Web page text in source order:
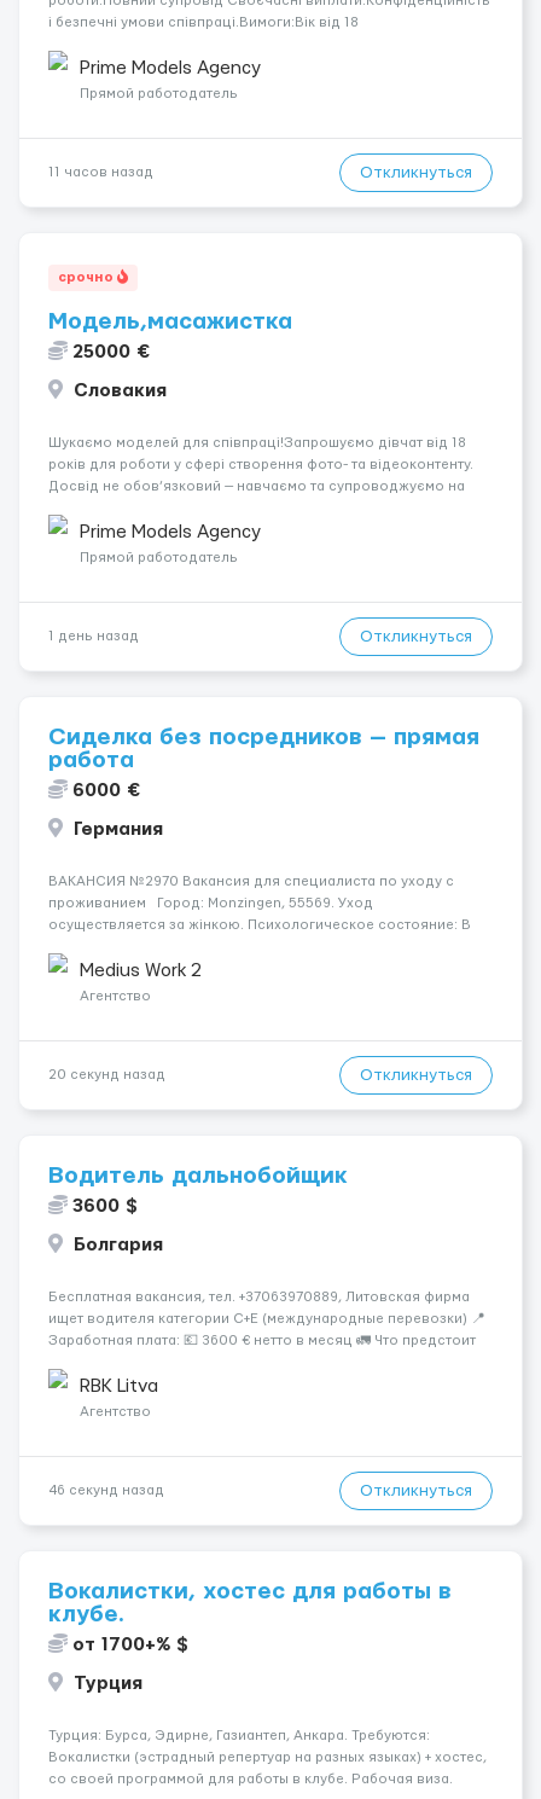
і безпечні умови співпраці.Вимоги:Вік від 18
розвиватися.Досвід не обов’язковий.Якщо вас зацікавила
вакансія — залишайте відгук, і ми зв’яжемося ...
Prime Models Agency
Прямой работодатель
11 часов назад Откликнуться
срочно
Модель,масажистка
25000 €
Словакия
Шукаємо моделей для співпраці!Запрошуємо дівчат від 18
років для роботи у сфері створення фото- та відеоконтенту.
Досвід не обов’язковий — навчаємо та супроводжуємо на
конфіденційність і професійну підтримку. Працюємо офіційно,
поважаємо особ...
Prime Models Agency
Прямой работодатель
1 день назад Откликнуться
Сиделка без посредников — прямая
работа
6000 €
Германия
ВАКАНСИЯ №2970 Вакансия для специалиста по уходу с
проживанием Город: Monzingen, 55569. Уход
осуществляется за жінкою. Психологическое состояние: В
(потрібна допомога при переміщенні). Ночью пациент:
Прокидається оди...
Medius Work 2
Агентство
20 секунд назад Откликнуться
Водитель дальнобойщик
3600 $
Болгария
Бесплатная вакансия, тел. +37063970889, Литовская фирма
ищет водителя категории C+E (международные перевозки) 📍
Заработная плата: 💶 3600 € нетто в месяц 🚛 Что предстоит
рефрижераторах. В среднем 400–500 км в день. Погрузки и
разгрузки...
RBK Litva
Агентство
46 секунд назад Откликнуться
Вокалистки, хостес для работы в
клубе.
от 1700+% $
Турция
Турция: Бурса, Эдирне, Газиантеп, Анкара. Требуются:
Вокалистки (эстрадный репертуар на разных языках) + хостеc,
со своей программой для работы в клубе. Рабочая виза.